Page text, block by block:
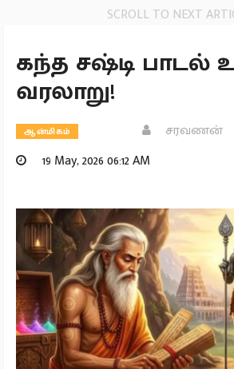
SCROLL TO NEXT
கந்த சஷ்டி பாடல்
வரலாறு!
ஆன்மிகம்
சரவணன்
19 May, 2026 06:12 AM